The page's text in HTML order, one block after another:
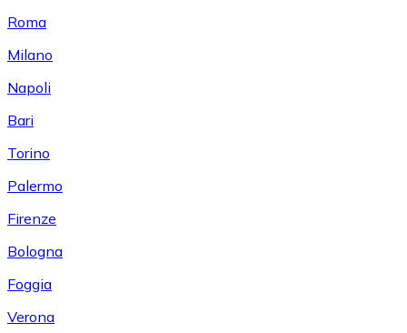
Roma
Milano
Napoli
Bari
Torino
Palermo
Firenze
Bologna
Foggia
Verona